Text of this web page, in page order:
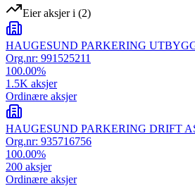
Eier aksjer i (2)
HAUGESUND PARKERING
Org.nr: 991525211
100.00%
1.5K aksjer
Ordinære aksjer
HAUGESUND PARKERING DRIFT
Org.nr: 935716756
100.00%
200 aksjer
Ordinære aksjer